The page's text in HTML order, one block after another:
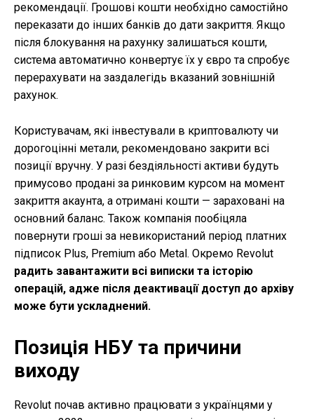
рекомендації. Грошові кошти необхідно самостійно
переказати до інших банків до дати закриття. Якщо
після блокування на рахунку залишаться кошти,
система автоматично конвертує їх у євро та спробує
перерахувати на заздалегідь вказаний зовнішній
рахунок.
Користувачам, які інвестували в криптовалюту чи
дорогоцінні метали, рекомендовано закрити всі
позиції вручну. У разі бездіяльності активи будуть
примусово продані за ринковим курсом на момент
закриття акаунта, а отримані кошти — зараховані на
основний баланс. Також компанія пообіцяла
повернути гроші за невикористаний період платних
підписок Plus, Premium або Metal. Окремо Revolut
радить завантажити всі виписки та історію
операцій, адже після деактивації доступ до архіву
може бути ускладнений.
Позиція НБУ та причини
виходу
Revolut почав активно працювати з українцями у